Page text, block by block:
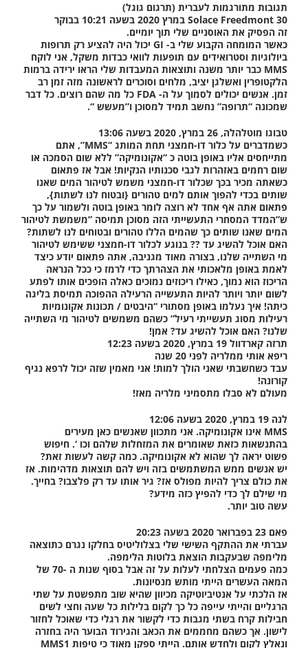
תגובות מתורגמות לעברית (תרגום גוגל)
Solace Freedmont 30 במרץ 2020 בשעה 10:21 בבוקר
זה הפסיק את האוסניים שלי תוך יומיים.
כאשר המומחה הקבוע שלי ב- GI יכול היה להציע רק תרופות
ביולוגיות וסטרואידים עם תופעות לוואי כבדות משקל, אני לוקח
MMS כבר יותר משנה ותוצאות המעבדות שלי הראו ירידה ברמות
הלקטופרין ואשלגן יציב, מלחים וסוכרים לראשונה מזה זמן רב
זמן. אנשים יכולים לסמוך על ה- FDA כל מה שהם רוצים. כל דבר
שמכונה “תרופה” נחשב תמיד למסוכן ו”מעשש “.
טבוגו מוטלהלה, 26 במרץ, 2020 בשעה 13:06
כשמדברים על כלור דו-חמצני תחת המותג “MMS”, אתם
מתייחסים אליו באופן בוטה כ “אקונומיקה” ללא שום הסמכה או
שום רחמים באזהרות לגבי סכנותיו הנקיות! אבל אז פתאום
כשאתה מכיר בכך שכלור דו-חמצני משמש לטיהור המים שאנו
שותים בכדי להפוך אותם למים טהורים {ובטוח לנו לשתות},
פתאום אתה אף אחד לא רוצה לומר באופן בוטה ולשמור על כך
ש”המדד המסחרי התעשייתי הזה מסוכן תמיסה ”משמשת לטיהור
המים שאנו שותים כך שהמים הללו טהורים ובטוחים לנו לשתות?
האם אוכל להשיג עד ?? בנוגע לכלור דו-חמצני ששימש לטיהור
מי השתייה שלנו, בצורה מאוד מגניבה, אתה פתאום יודע כיצד
לאמת באופן מלאכותי את הצהרתך כדי לרמז כי ככל הנראה
הריכוז הוא נמוך, כאילו ריכוזים נמוכים כאלה הופכים אותו לפתע
לשום יותר ויותר להיות התעשייה הרעילה ההפוכה תמיסת בליגה
כיתה! איך נעלמו באופן מסתורי “היבטים / תכונות אקונומיות
רעילות מסוג תעשייתי רעיל” כשהם משמשים לטיהור מי השתייה
שלנו? האם אוכל להשיג עד? אמן!
תרזה קארדוול 19 במרץ, 2020 בשעה 12:23
ריפא אותי ממלריה לפני 20 שנה
עבד כשחשבתי שאני הולך למות! אני מאמין שזה יכול לרפא נגיף
קורונה!
מעולם לא סבלו מתסמיני מלריה מאז!
לנה 19 במרץ, 2020 בשעה 12:06
MMS אינו אקונומיקה. אני מתכוון שאנשים כאן מעירים
בהתנשאות כזאת שאומרים את המזחלות שלהם וכו ‘. חיפוש
פשוט יראה לך שהוא לא אקונומיקה. כמה קשה לעשות זאת?
יש אנשים ממש המשתמשים בזה ויש להם תוצאות מדהימות. אז
את כולם צריך להיות מפולס אז? גיר אותו עד רק פלצבו? בחייך.
מי שילם לך כדי להפיץ כזה מידע?
עשה טוב יותר.
פאם 23 בפברואר 2020 בשעה 20:23
עברתי את ההתקף השישי שלי בצלוליטיס בחלקו נגרם כתוצאה
מלימפה שבעקבות הוצאת בלוטות הלימפה.
כמה פעמים הצלחתי לעלות על זה אבל בסוף שנות ה -70 של
המאה העשרים הייתי מותש מנסיונות.
אז הלכתי על אנטיביוטיקה מכיוון שהיא שוב מתפשטת על שתי
הרגליים והייתי עייפה כל כך לקום בלילות כל שעה וחצי לשים
חבילות קרח בשתי מגבות כדי לקשור את רגלי כדי שאוכל לחזור
לישון. אך כשהם מחממים את הכאב והגירוד הבוער היה בחזרה
ונאלץ לקום ולחדש אותם. הייתי ספקן מאוד כי טיפות MMS1